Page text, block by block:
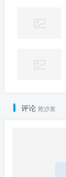
评论 抢沙发